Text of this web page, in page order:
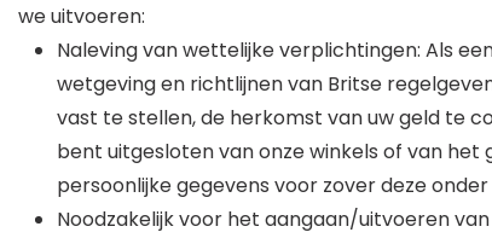
we uitvoeren:
Naleving van wettelijke verplichtingen: Als
wetgeving en richtlijnen van Britse
vast te stellen, de herkomst van uw geld te
bent uitgesloten van onze winkels of van
persoonlijke gegevens voor zover deze
Noodzakelijk voor het aangaan/uitvoeren